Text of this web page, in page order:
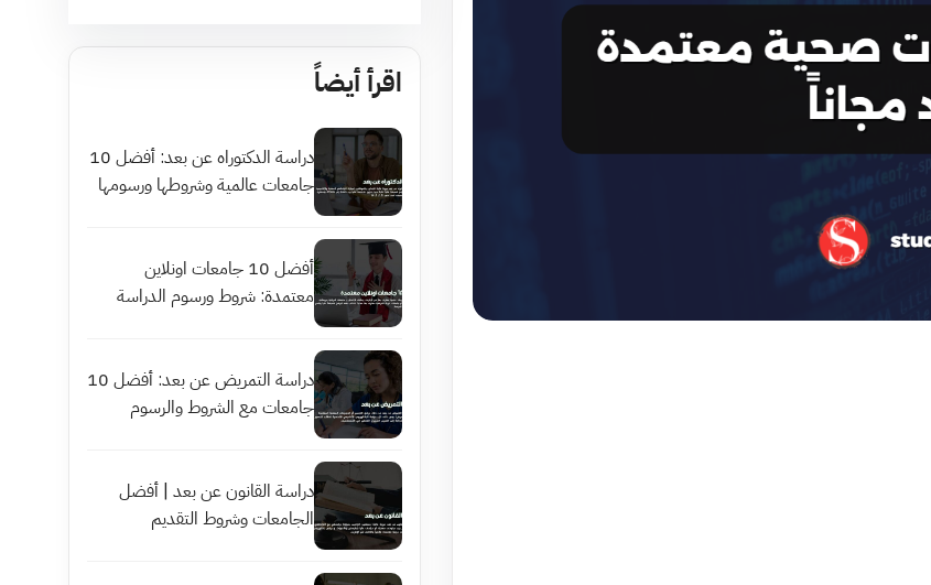
اقرأ أيضاً
دراسة الدكتوراه عن بعد: أفضل 10
جامعات عالمية وشروطها ورسومها
أفضل 10 جامعات اونلاين
معتمدة: شروط ورسوم الدراسة
دراسة التمريض عن بعد: أفضل 10
جامعات مع الشروط والرسوم
دراسة القانون عن بعد | أفضل
الجامعات وشروط التقديم